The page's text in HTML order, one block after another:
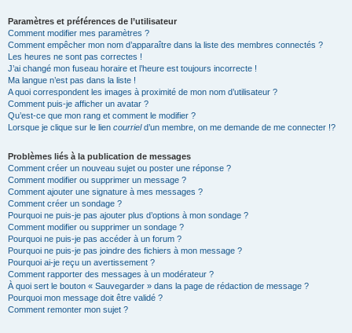
Paramètres et préférences de l’utilisateur
Comment modifier mes paramètres ?
Comment empêcher mon nom d’apparaître dans la liste des membres connectés ?
Les heures ne sont pas correctes !
J’ai changé mon fuseau horaire et l’heure est toujours incorrecte !
Ma langue n’est pas dans la liste !
A quoi correspondent les images à proximité de mon nom d’utilisateur ?
Comment puis-je afficher un avatar ?
Qu’est-ce que mon rang et comment le modifier ?
Lorsque je clique sur le lien courrield’un membre, on me demande de me connecter !?
Problèmes liés à la publication de messages
Comment créer un nouveau sujet ou poster une réponse ?
Comment modifier ou supprimer un message ?
Comment ajouter une signature à mes messages ?
Comment créer un sondage ?
Pourquoi ne puis-je pas ajouter plus d’options à mon sondage ?
Comment modifier ou supprimer un sondage ?
Pourquoi ne puis-je pas accéder à un forum ?
Pourquoi ne puis-je pas joindre des fichiers à mon message ?
Pourquoi ai-je reçu un avertissement ?
Comment rapporter des messages à un modérateur ?
À quoi sert le bouton « Sauvegarder » dans la page de rédaction de message ?
Pourquoi mon message doit être validé ?
Comment remonter mon sujet ?